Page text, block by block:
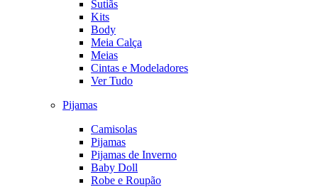
Sutiãs
Kits
Body
Meia Calça
Meias
Cintas e Modeladores
Ver Tudo
Pijamas
Camisolas
Pijamas
Pijamas de Inverno
Baby Doll
Robe e Roupão